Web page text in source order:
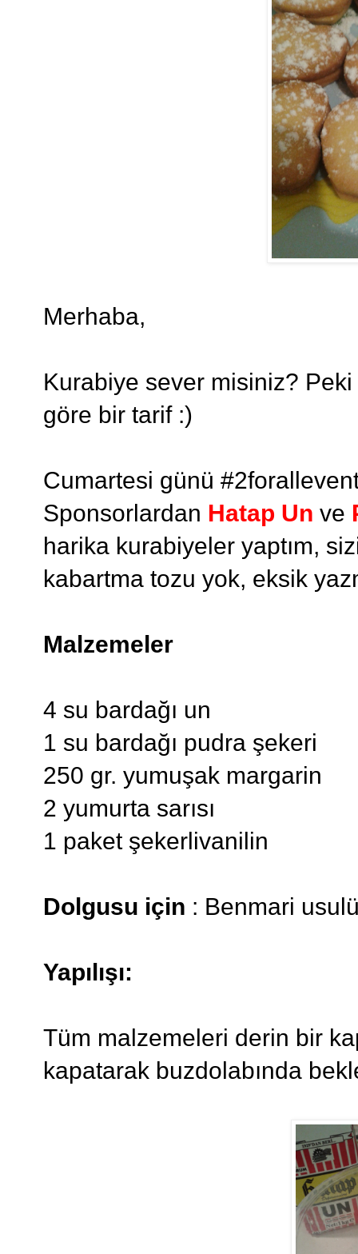
Merhaba,
Kurabiye sever misiniz?
göre bir tarif :)
Cumartesi günü
Sponsorlardan Hatap Un ve
harika kurabiyeler yaptım,
kabartma tozu yok, eksik
Malzemeler
4 su bardağı un
1 su bardağı pudra şekeri
250 gr. yumuşak margarin
2 yumurta sarısı
1 paket şekerlivanilin
Dolgusu için : Benmari
Yapılışı:
Tüm malzemeleri derin bir
kapatarak buzdolabında